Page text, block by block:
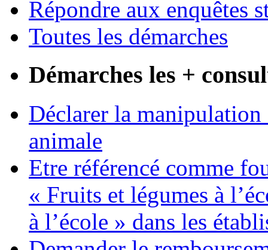
Répondre aux enquêtes
Toutes les démarches
Démarches les +
Déclarer la manipulation
animale
Etre référencé comme
« Fruits et légumes à
à l’école » dans les